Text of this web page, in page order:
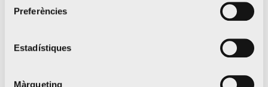
Preferències
Estadístiques
Màrqueting
especials per a córrer en la Marató València
Run to Valencia busca protagonistes per a una